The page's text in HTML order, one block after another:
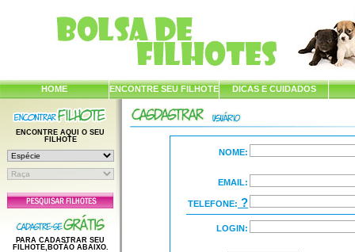
HOME ENCONTRE SEU FILHOTE DICAS E CUIDADOS
ENCONTRE AQUI O SEU
FILHOTE
PARA CADASTRAR SEU
FILHOTE,BOTÃO ABAIXO.
NOME:
EMAIL:
TELEFONE: ?
LOGIN: